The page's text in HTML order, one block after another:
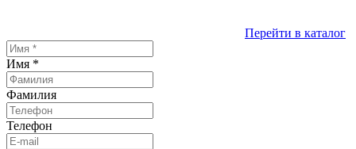
Перейти в каталог
Имя *
Фамилия
Телефон